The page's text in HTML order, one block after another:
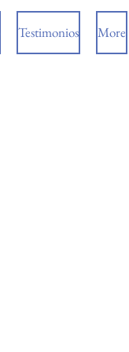
Testimonios More